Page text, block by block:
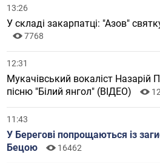
13:26
У складі закарпатці: "Азов"
7768
12:31
Мукачівський вокаліст Назарій
пісню "Білий янгол" (ВІДЕО)
11:43
У Берегові попрощаються із
Бецою
16462